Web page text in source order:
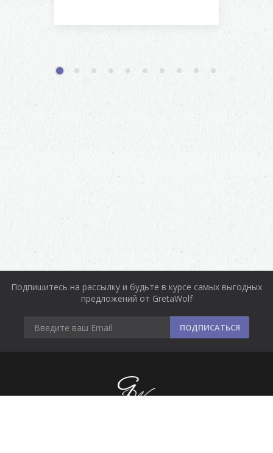
1 2 3 4 5 6 7 8 9 10
Подпишитесь на рассылку и будьте в курсе самых выгодных
предложений от GretaWolf
ПОДПИСАТЬСЯ